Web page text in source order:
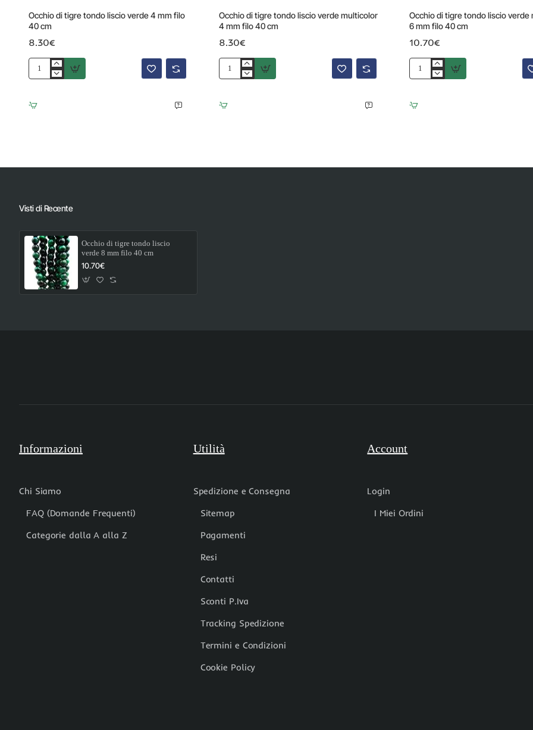
Occhio di tigre tondo liscio verde 4 mm filo
40 cm
8.30€
Occhio
di
tondo
liscio
cm
Occhio di tigre tondo liscio verde multicolor
4 mm filo 40 cm
8.30€
Occhio
di
tondo
liscio
40
Occhio di tigre tondo liscio verde
6 mm filo 40 cm
10.70€
Occhio
di
tondo
liscio
40
Visti di Recente
Occhio di tigre tondo liscio
verde 8 mm filo 40 cm
10.70€
Informazioni
Chi Siamo
FAQ (Domande Frequenti)
Categorie dalla A alla Z
Utilità
Spedizione e Consegna
Sitemap
Pagamenti
Resi
Contatti
Sconti P.Iva
Tracking Spedizione
Termini e Condizioni
Cookie Policy
Account
Login
I Miei Ordini